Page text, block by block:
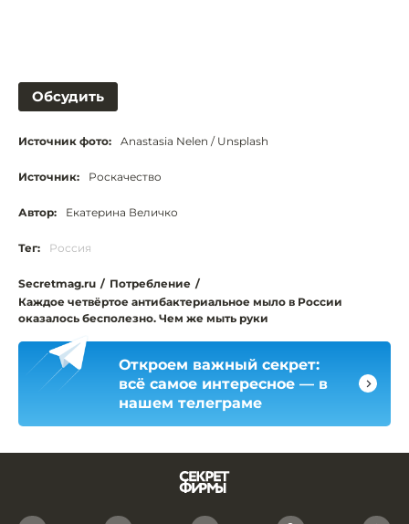
Обсудить
Источник фото: Anastasia Nelen / Unsplash
Источник: Роскачество
Автор: Екатерина Величко
Тег: Россия
Secretmag.ru / Потребление /
Каждое четвёртое антибактериальное мыло в России
оказалось бесполезно. Чем же мыть руки
Откроем важный секрет:
всё самое интересное — в
нашем телеграме